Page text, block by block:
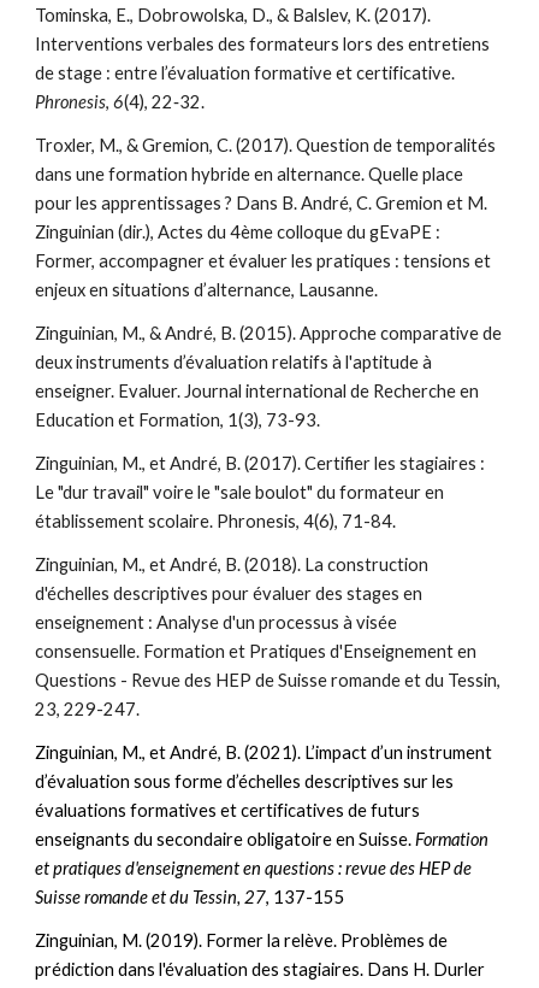
Tominska, E., Dobrowolska, D., & Balslev, K. (2017).
Interventions verbales des formateurs lors des entretiens
de stage : entre l’évaluation formative et certificative.
Phronesis,6(4), 22‑32.
Troxler, M., &Gremion, C.(2017). Question de temporalités
dans une formation hybride en alternance. Quelle place
pour les apprentissages ? Dans B. André, C. Gremion et M.
Zinguinian (dir.), Actes du 4ème colloque du gEvaPE :
Former, accompagner et évaluer les pratiques : tensions et
enjeux en situations d’alternance, Lausanne.
Zinguinian, M., & André, B. (2015). Approche comparative de
deux instruments d’évaluation relatifs à l'aptitude à
enseigner. Evaluer. Journal international de Recherche en
Education et Formation, 1(3), 73-93.
Zinguinian, M., et André, B. (2017). Certifier les stagiaires :
Le "dur travail" voire le "sale boulot" du formateur en
établissement scolaire. Phronesis, 4(6), 71-84.
Zinguinian, M., et André, B. (2018). La construction
d'échelles descriptives pour évaluer des stages en
enseignement : Analyse d'un processus à visée
consensuelle. Formation et Pratiques d'Enseignement en
Questions - Revue des HEP de Suisse romande et du Tessin,
23, 229-247.
Zinguinian, M., et André, B. (2021). L’impact d’un instrument
d’évaluation sous forme d’échelles descriptives sur les
évaluations formatives et certificatives de futurs
enseignants du secondaire obligatoire en Suisse.Formation
et pratiques d'enseignement en questions : revue des HEP de
Suisse romande et du Tessin, 27, 137-155
Zinguinian, M. (2019). Former la relève. Problèmes de
prédiction dans l'évaluation des stagiaires. Dans H. Durler